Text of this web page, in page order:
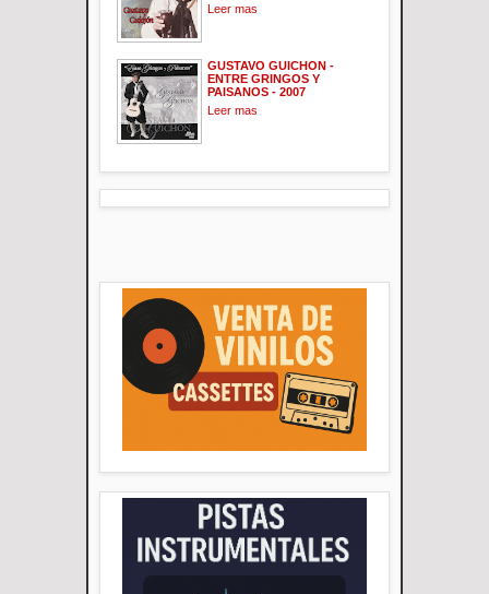
Leer mas
GUSTAVO GUICHON -
ENTRE GRINGOS Y
PAISANOS - 2007
Leer mas